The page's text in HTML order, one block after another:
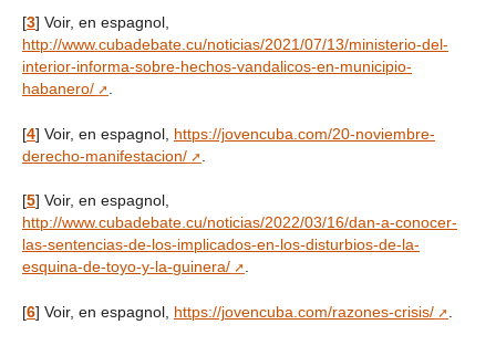
[3] Voir, en espagnol,
http://www.cubadebate.cu/noticias/2021/07/13/ministerio-del-
interior-informa-sobre-hechos-vandalicos-en-municipio-
habanero/
.
[4] Voir, en espagnol,
https://jovencuba.com/20-noviembre-
derecho-manifestacion/
[5] Voir, en espagnol,
http://www.cubadebate.cu/noticias/2022/03/16/dan-a-conocer-
las-sentencias-de-los-implicados-en-los-disturbios-de-la-
esquina-de-toyo-y-la-guinera/
.
[6] Voir, en espagnol, https://jovencuba.com/razones-crisis/